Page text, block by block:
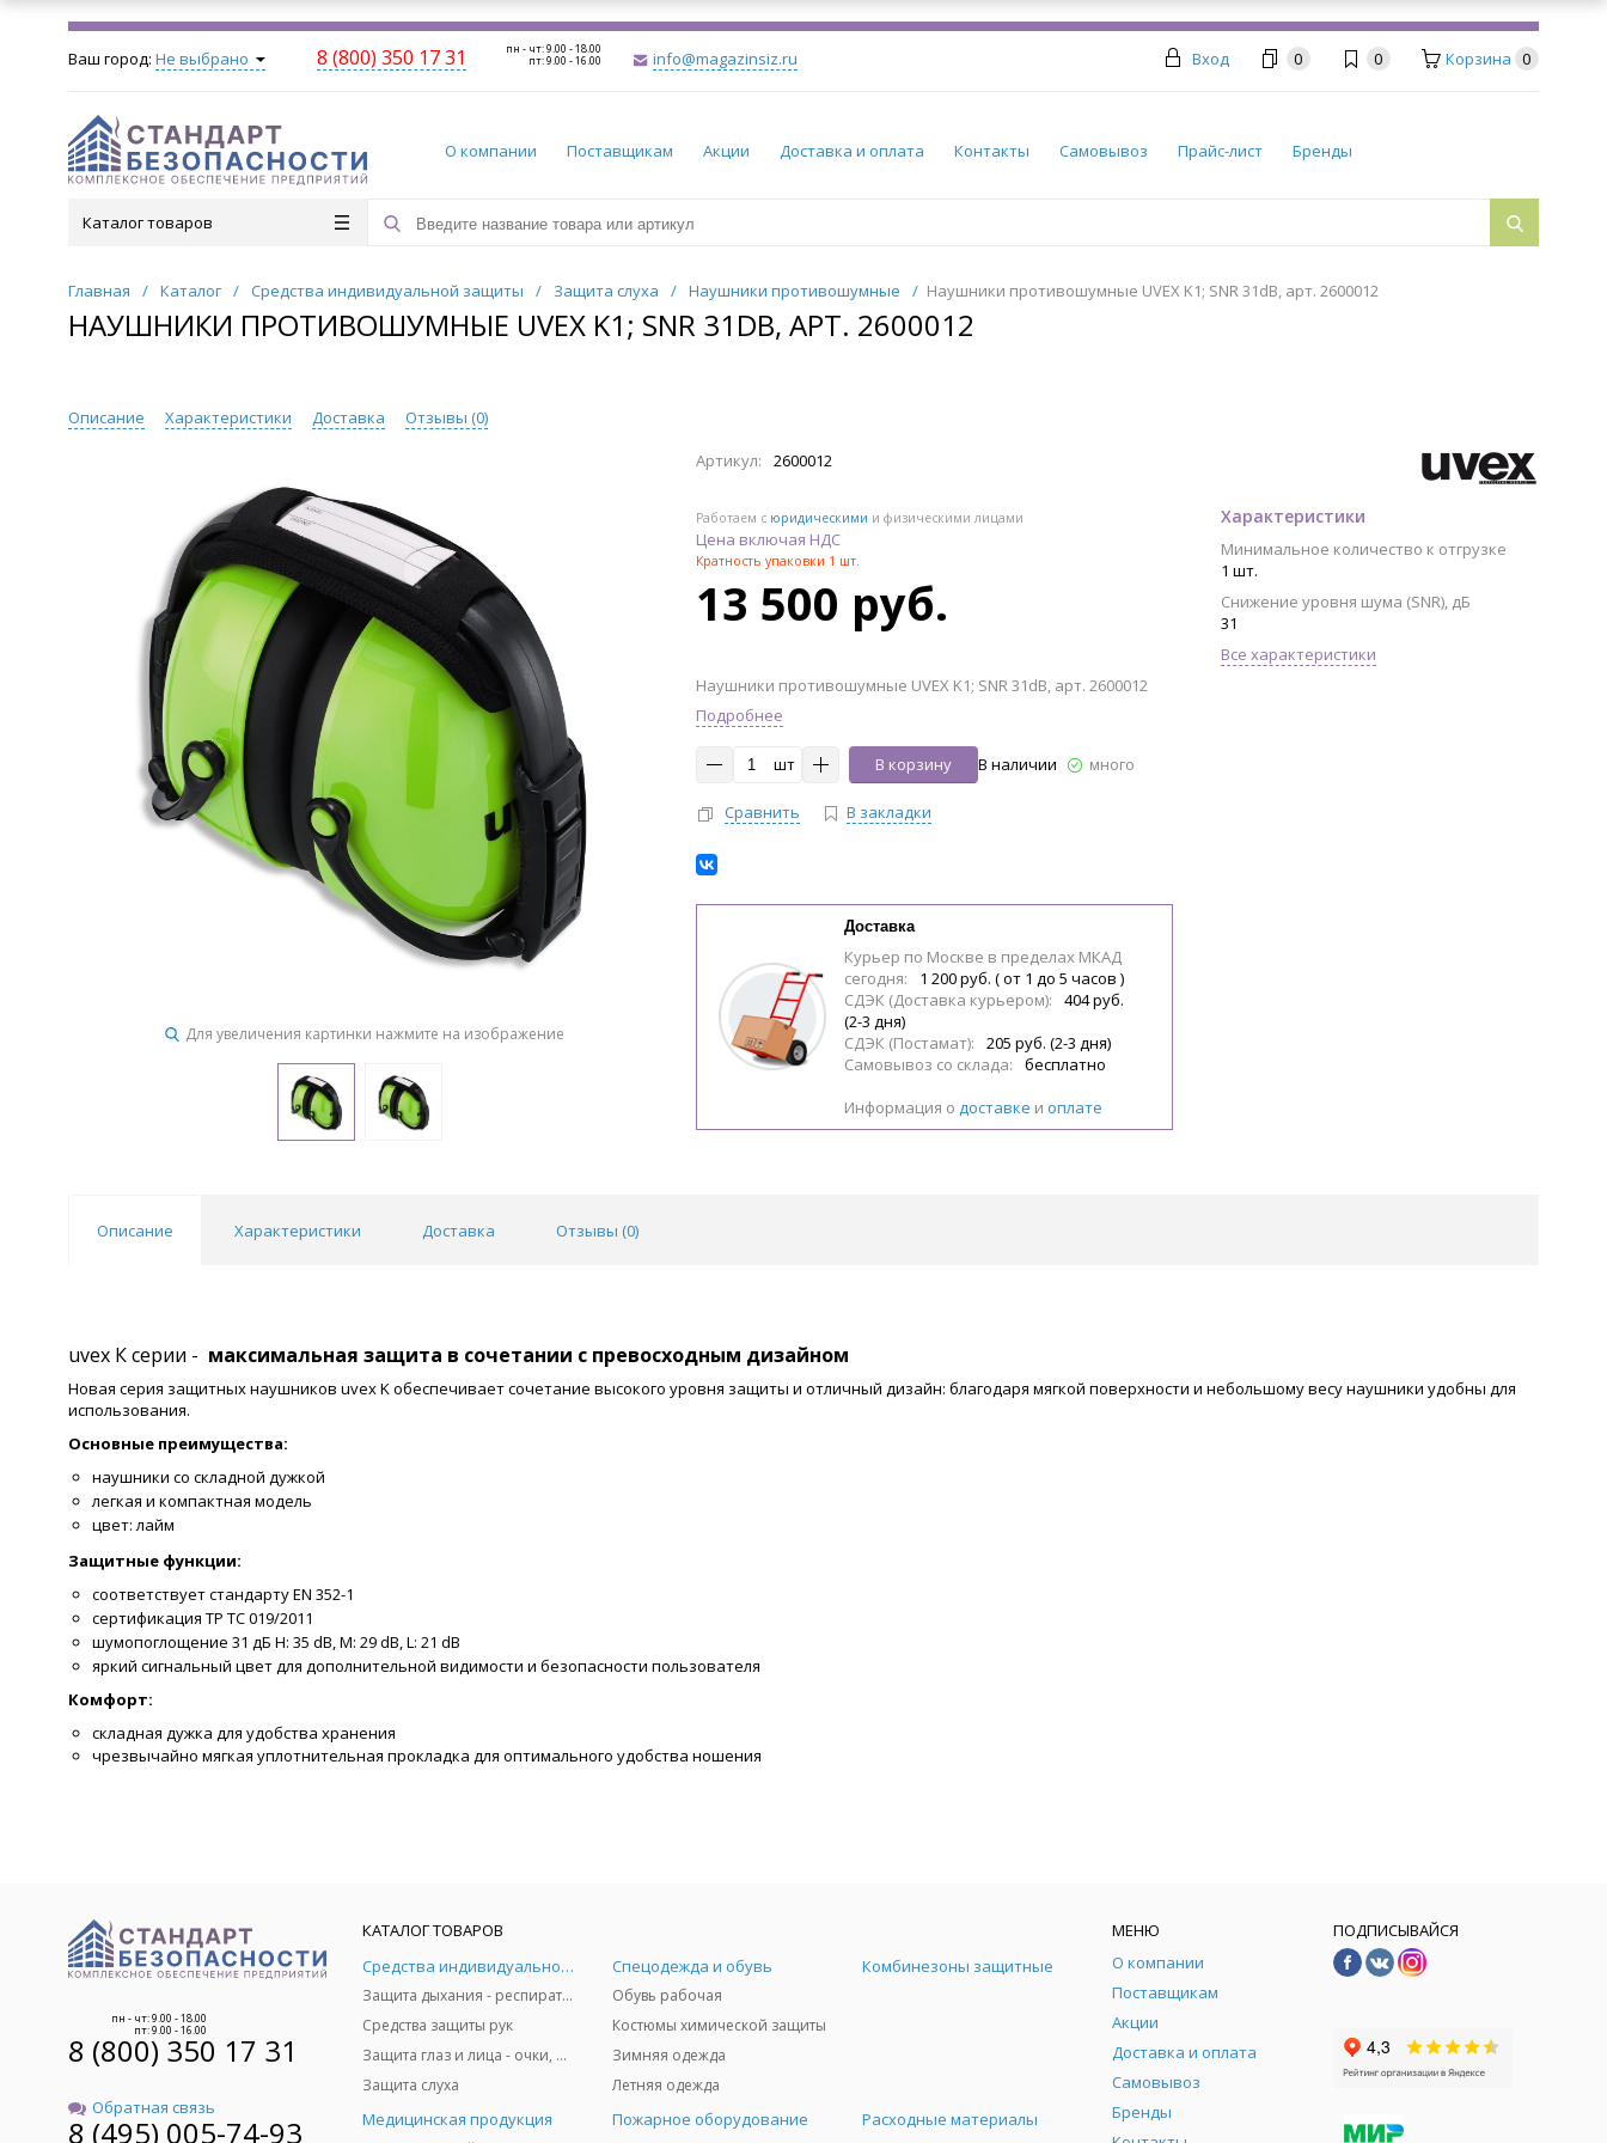
Ваш город: Не выбрано 8 (800) 350 17 31 пн - чт: 9.00 - 18.00
пт: 9.00 - 16.00 info@magazinsiz.ru Вход 0 0 Корзина 0
О компании Поставщикам Акции Доставка и оплата Контакты Самовывоз Прайс-лист Бренды
Каталог товаров
Главная / Каталог / Средства индивидуальной защиты / Защита слуха / Наушники противошумные / Наушники противошумные UVEX K1; SNR 31dB, арт. 2600012
НАУШНИКИ ПРОТИВОШУМНЫЕ UVEX K1; SNR 31DB, АРТ. 2600012
Описание Характеристики Доставка Отзывы (0)
Для увеличения картинки нажмите на изображение
Артикул: 2600012
Работаем с юридическими и физическими лицами
Цена включая НДС
Кратность упаковки 1 шт.
13 500 руб.
Характеристики
Минимальное количество к отгрузке
1 шт.
Снижение уровня шума (SNR), дБ
31
Все характеристики
Наушники противошумные UVEX K1; SNR 31dB, арт. 2600012
Подробнее
шт В корзину В наличии много
Сравнить В закладки
Доставка
Курьер по Москве в пределах МКАД
сегодня:
1 200 руб. ( от 1 до 5 часов )
СДЭК (Доставка курьером):
404 руб.
(2-3 дня)
СДЭК (Постамат):
205 руб. (2-3 дня)
Самовывоз со склада:
бесплатно
Информация о доставке и оплате
Описание Характеристики Доставка Отзывы (0)
uvex К серии - максимальная защита в сочетании с превосходным дизайном
Новая серия защитных наушников uvex K обеспечивает сочетание высокого уровня защиты и отличный дизайн: благодаря мягкой поверхности и небольшому весу наушники удобны для
использования.
Основные преимущества:
наушники со складной дужкой
легкая и компактная модель
цвет: лайм
Защитные функции:
соответствует стандарту EN 352-1
сертификация ТР ТС 019/2011
шумопоглощение 31 дБ H: 35 dB, M: 29 dB, L: 21 dB
яркий сигнальный цвет для дополнительной видимости и безопасности пользователя
Комфорт:
складная дужка для удобства хранения
чрезвычайно мягкая уплотнительная прокладка для оптимального удобства ношения
пн - чт: 9.00 - 18.00
пт: 9.00 - 16.00
8 (800) 350 17 31
Обратная связь
8 (495) 005-74-93
КАТАЛОГ ТОВАРОВ
Средства индивидуальной защиты
Защита дыхания - респираторы, противогазы, фильтры, дозиметры
Средства защиты рук
Защита глаз и лица - очки, щитки
Защита слуха
Спецодежда и обувь
Обувь рабочая
Костюмы химической защиты
Зимняя одежда
Летняя одежда
Комбинезоны защитные
Медицинская продукция Пожарное оборудование Расходные материалы
МЕНЮ
О компании
Поставщикам
Акции
Доставка и оплата
Самовывоз
Бренды
ПОДПИСЫВАЙСЯ